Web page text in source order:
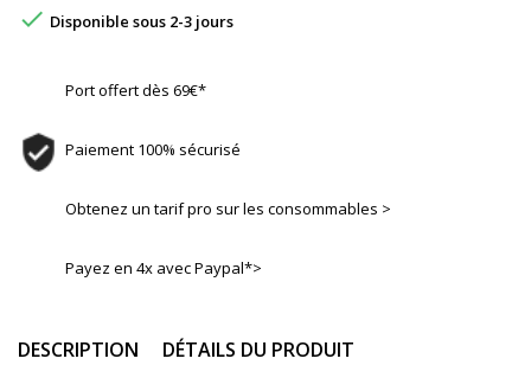
 Disponible sous 2-3 jours
Port offert dès 69€*
Paiement 100% sécurisé
Obtenez un tarif pro sur les consommables >
Payez en 4x avec Paypal*>
DESCRIPTION DÉTAILS DU PRODUIT